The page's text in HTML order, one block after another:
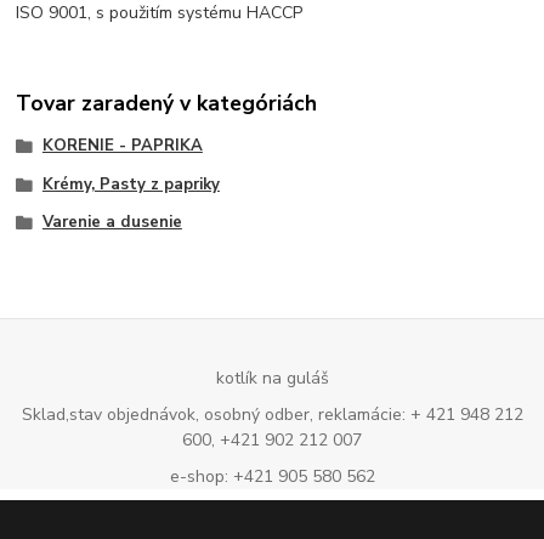
ISO 9001, s použitím systému HACCP
Tovar zaradený v kategóriách
KORENIE - PAPRIKA
Krémy, Pasty z papriky
Varenie a dusenie
kotlík na guláš
Sklad,stav objednávok, osobný odber, reklamácie: + 421 948 212
600, +421 902 212 007
e-shop: +421 905 580 562